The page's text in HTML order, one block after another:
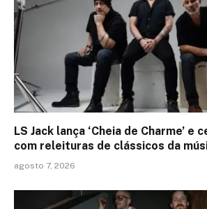
LS Jack lança ‘Cheia de Charme’ e
com releituras de clássicos da
agosto 7, 2026